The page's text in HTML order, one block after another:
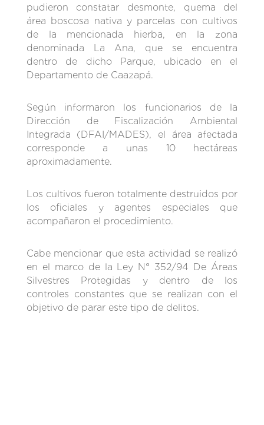
pudieron constatar desmonte, quema del
área boscosa nativa y parcelas con cultivos
de la mencionada hierba, en la zona
denominada La Ana, que se encuentra
dentro de dicho Parque, ubicado en el
Departamento de Caazapá.
Según informaron los funcionarios de la
Dirección de Fiscalización Ambiental
Integrada (DFAI/MADES), el área afectada
corresponde a unas 10 hectáreas
aproximadamente.
Los cultivos fueron totalmente destruidos por
los oficiales y agentes especiales que
acompañaron el procedimiento.
Cabe mencionar que esta actividad se realizó
en el marco de la Ley N° 352/94 De Áreas
Silvestres Protegidas y dentro de los
controles constantes que se realizan con el
objetivo de parar este tipo de delitos.